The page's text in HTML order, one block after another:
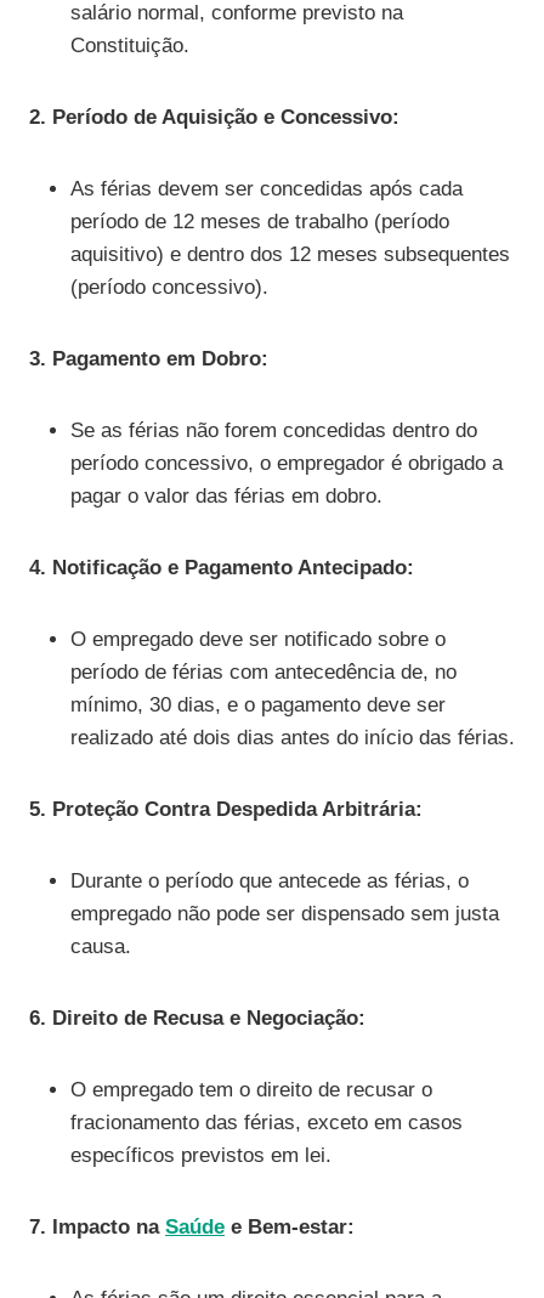
salário normal, conforme previsto na
Constituição.
2. Período de Aquisição e Concessivo:
As férias devem ser concedidas após cada
período de 12 meses de trabalho (período
aquisitivo) e dentro dos 12 meses subsequentes
(período concessivo).
3. Pagamento em Dobro:
Se as férias não forem concedidas dentro do
período concessivo, o empregador é obrigado a
pagar o valor das férias em dobro.
4. Notificação e Pagamento Antecipado:
O empregado deve ser notificado sobre o
período de férias com antecedência de, no
mínimo, 30 dias, e o pagamento deve ser
realizado até dois dias antes do início das férias.
5. Proteção Contra Despedida Arbitrária:
Durante o período que antecede as férias, o
empregado não pode ser dispensado sem justa
causa.
6. Direito de Recusa e Negociação:
O empregado tem o direito de recusar o
fracionamento das férias, exceto em casos
específicos previstos em lei.
7. Impacto na Saúde e Bem-estar: